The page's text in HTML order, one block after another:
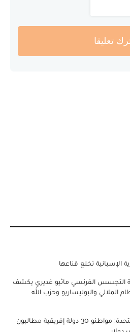
تعليقا
الإسبانية تخلع قناعها
التجسس الفرنسي ماثيو غديري يكشف
الملالي والبوليساريو وحزب الله
تأشيرة الدخول للولايات المتحدة: مواطنو 30 دولة إفريقية مطالبون